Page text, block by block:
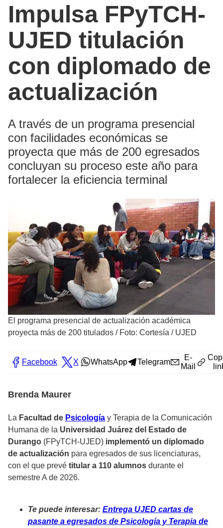
Impulsa FPyTCH-
UJED titulación
con diplomado de
actualización
A través de un programa presencial
con facilidades económicas se
proyecta que más de 200 egresados
concluyan su proceso este año para
fortalecer la eficiencia terminal
El programa presencial de actualización académica
proyecta más de 200 titulados / Foto: Cortesía / UJED
Facebook X WhatsApp Telegram
E-
Mail
Brenda Maurer
La Facultad de Psicología y Terapia de la Comunicación
Humana de la Universidad Juárez del Estado de
Durango (FPyTCH-UJED) implementó un diplomado
de actualización para egresados de sus licenciaturas,
con el que prevé titular a 110 alumnos durante el
semestre A de 2026.
Te puede interesar: Entrega UJED cartas de
pasante a egresados de Psicología y Terapia de